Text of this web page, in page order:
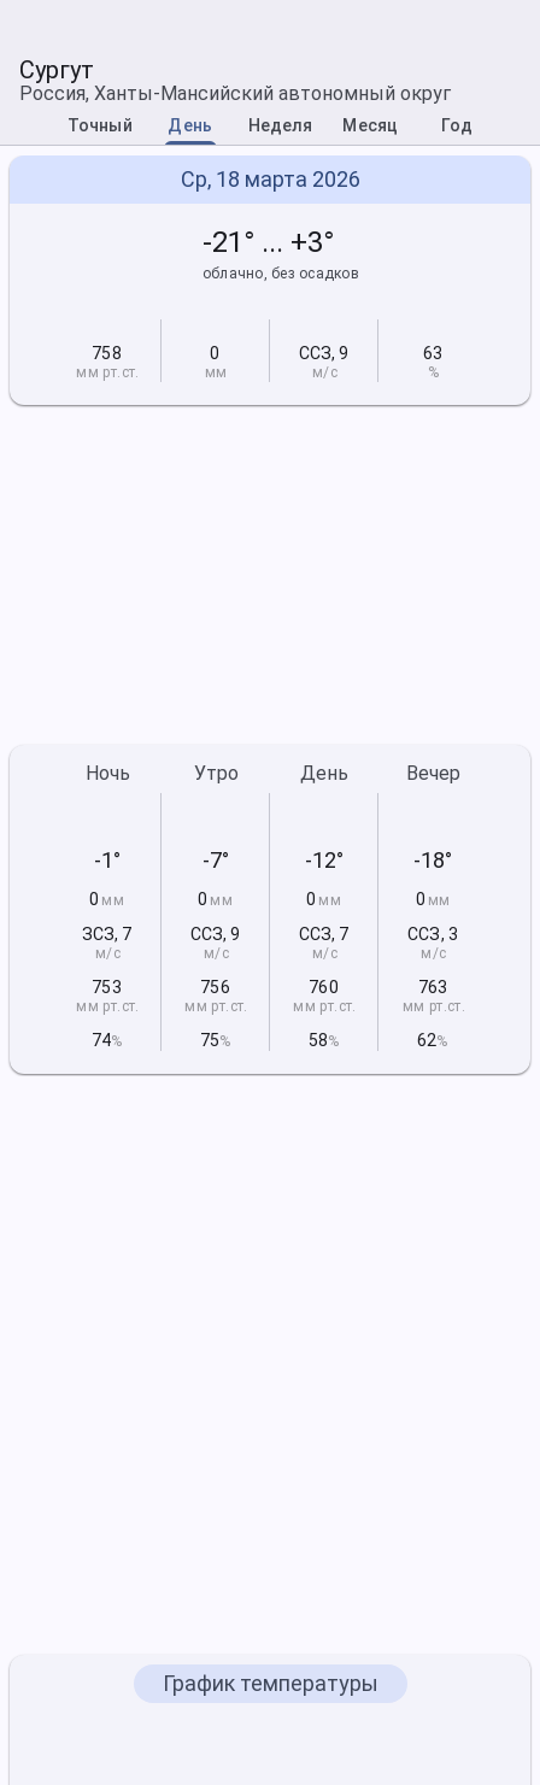
Сургут
Россия, Ханты-Мансийский автономный округ
Точный День Неделя Месяц Год
Ср, 18 марта 2026
-21° ... +3°
облачно, без осадков
758
мм рт.ст.
0
мм
ССЗ,9
м/с
63
%
Ночь
-1°
0 мм
ЗСЗ, 7
м/с
753
мм рт.ст.
74%
Утро
-7°
0 мм
ССЗ,9
м/с
756
мм рт.ст.
75%
День
-12°
0 мм
ССЗ, 7
м/с
760
мм рт.ст.
58%
Вечер
-18°
0 мм
ССЗ, 3
м/с
763
мм рт.ст.
62%
График температуры